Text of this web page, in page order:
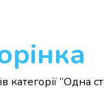
категорії